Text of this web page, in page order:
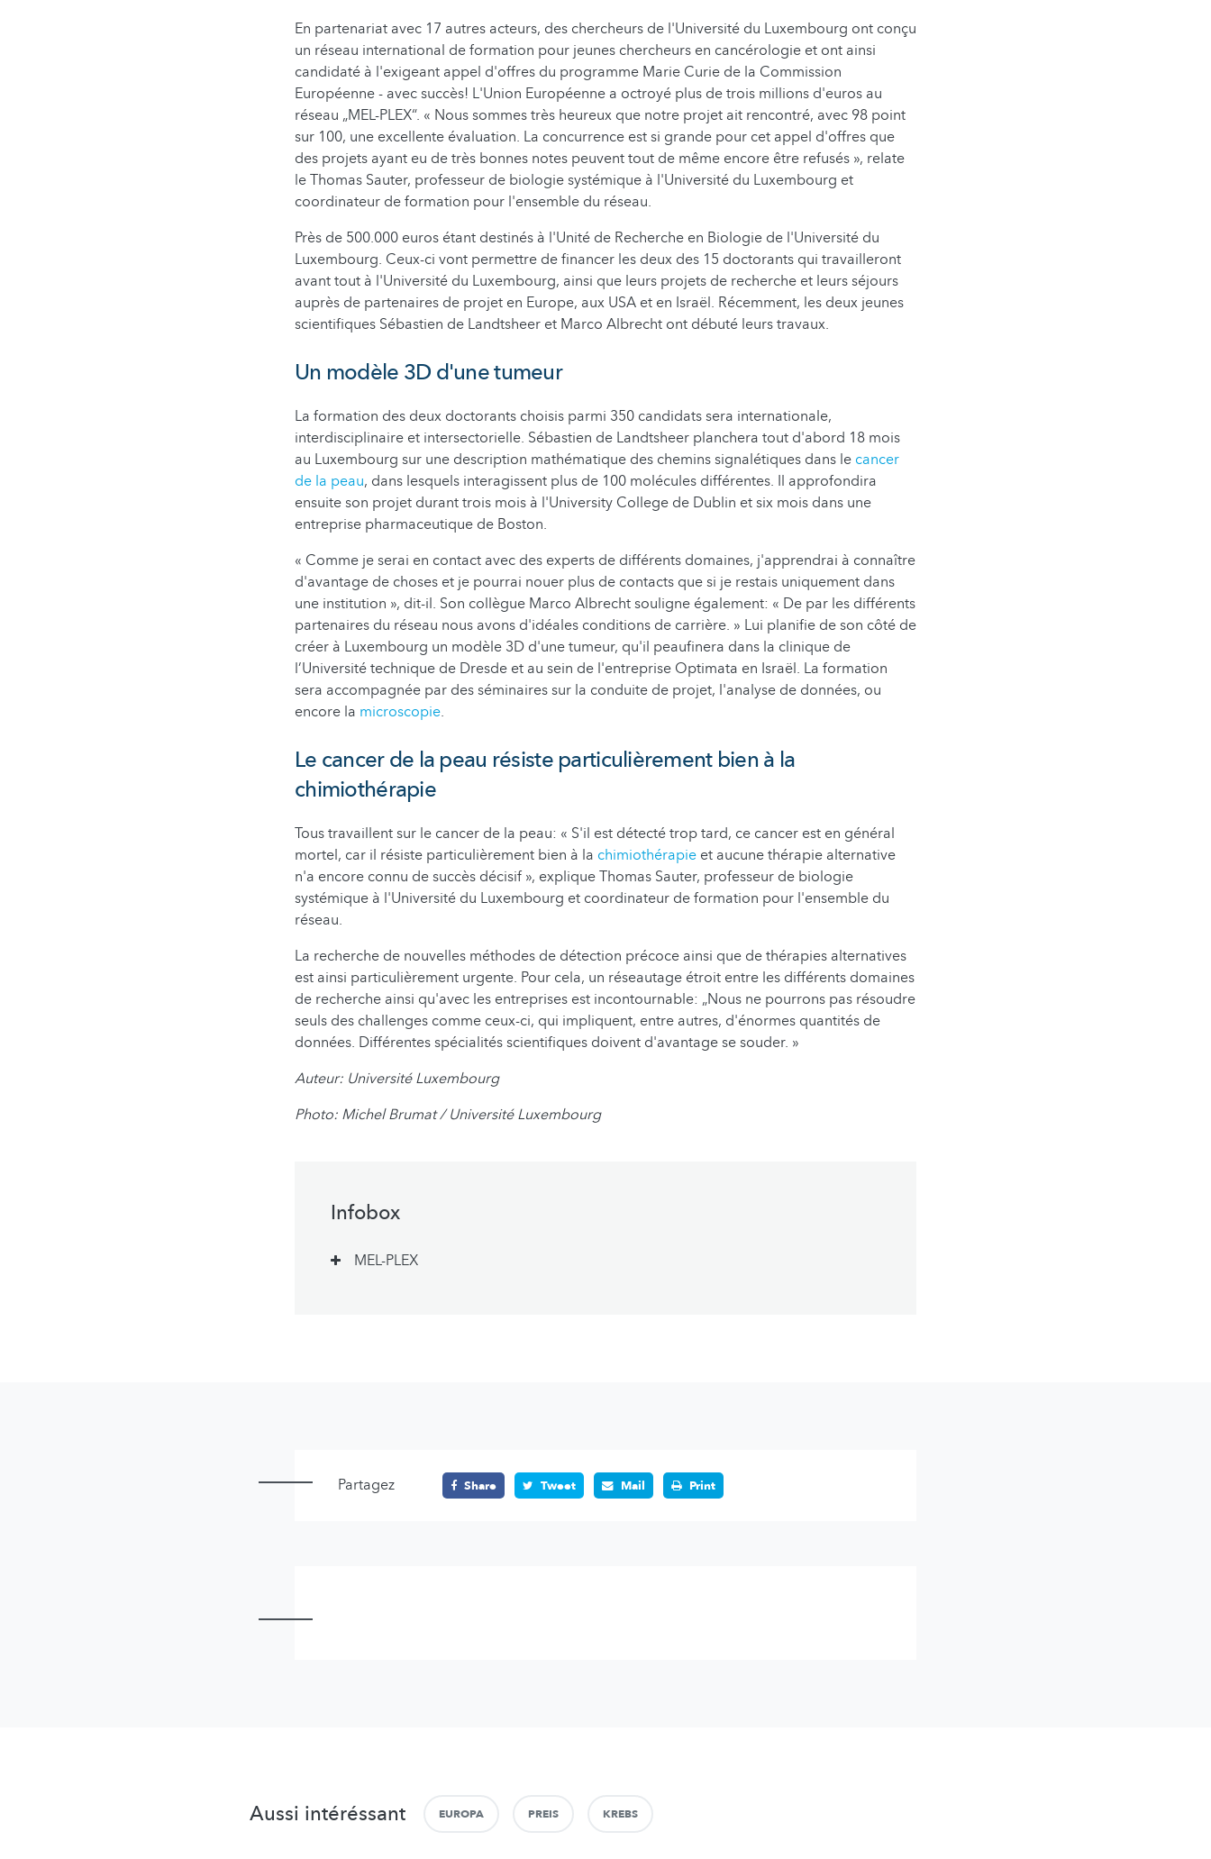
En partenariat avec 17 autres acteurs, des chercheurs de l'Université du Luxembourg ont conçu
un réseau international de formation pour jeunes chercheurs en cancérologie et ont ainsi
candidaté à l'exigeant appel d'offres du programme Marie Curie de la Commission
Européenne - avec succès! L'Union Européenne a octroyé plus de trois millions d'euros au
réseau „MEL-PLEX“. « Nous sommes très heureux que notre projet ait rencontré, avec 98 point
sur 100, une excellente évaluation. La concurrence est si grande pour cet appel d'offres que
des projets ayant eu de très bonnes notes peuvent tout de même encore être refusés », relate
le Thomas Sauter, professeur de biologie systémique à l'Université du Luxembourg et
coordinateur de formation pour l'ensemble du réseau.
Près de 500.000 euros étant destinés à l'Unité de Recherche en Biologie de l'Université du
Luxembourg. Ceux-ci vont permettre de financer les deux des 15 doctorants qui travailleront
avant tout à l'Université du Luxembourg, ainsi que leurs projets de recherche et leurs séjours
auprès de partenaires de projet en Europe, aux USA et en Israël. Récemment, les deux jeunes
scientifiques Sébastien de Landtsheer et Marco Albrecht ont débuté leurs travaux.
Un modèle 3D d'une tumeur
La formation des deux doctorants choisis parmi 350 candidats sera internationale,
interdisciplinaire et intersectorielle. Sébastien de Landtsheer planchera tout d'abord 18 mois
au Luxembourg sur une description mathématique des chemins signalétiques dans le cancer
de la peau, dans lesquels interagissent plus de 100 molécules différentes. Il approfondira
ensuite son projet durant trois mois à l'University College de Dublin et six mois dans une
entreprise pharmaceutique de Boston.
« Comme je serai en contact avec des experts de différents domaines, j'apprendrai à connaître
d'avantage de choses et je pourrai nouer plus de contacts que si je restais uniquement dans
une institution », dit-il. Son collègue Marco Albrecht souligne également: « De par les différents
partenaires du réseau nous avons d'idéales conditions de carrière. » Lui planifie de son côté de
créer à Luxembourg un modèle 3D d'une tumeur, qu'il peaufinera dans la clinique de
l’Université technique de Dresde et au sein de l'entreprise Optimata en Israël. La formation
sera accompagnée par des séminaires sur la conduite de projet, l'analyse de données, ou
encore la microscopie.
Le cancer de la peau résiste particulièrement bien à la
chimiothérapie
Tous travaillent sur le cancer de la peau: « S'il est détecté trop tard, ce cancer est en général
mortel, car il résiste particulièrement bien à la chimiothérapie et aucune thérapie alternative
n'a encore connu de succès décisif », explique Thomas Sauter, professeur de biologie
systémique à l'Université du Luxembourg et coordinateur de formation pour l'ensemble du
réseau.
La recherche de nouvelles méthodes de détection précoce ainsi que de thérapies alternatives
est ainsi particulièrement urgente. Pour cela, un réseautage étroit entre les différents domaines
de recherche ainsi qu'avec les entreprises est incontournable: „Nous ne pourrons pas résoudre
seuls des challenges comme ceux-ci, qui impliquent, entre autres, d'énormes quantités de
données. Différentes spécialités scientifiques doivent d'avantage se souder. »
Auteur: Université Luxembourg
Photo: Michel Brumat / Université Luxembourg
Infobox
MEL-PLEX
Partagez Share Tweet Mail Print
Aussi intéréssant EUROPA PREIS KREBS